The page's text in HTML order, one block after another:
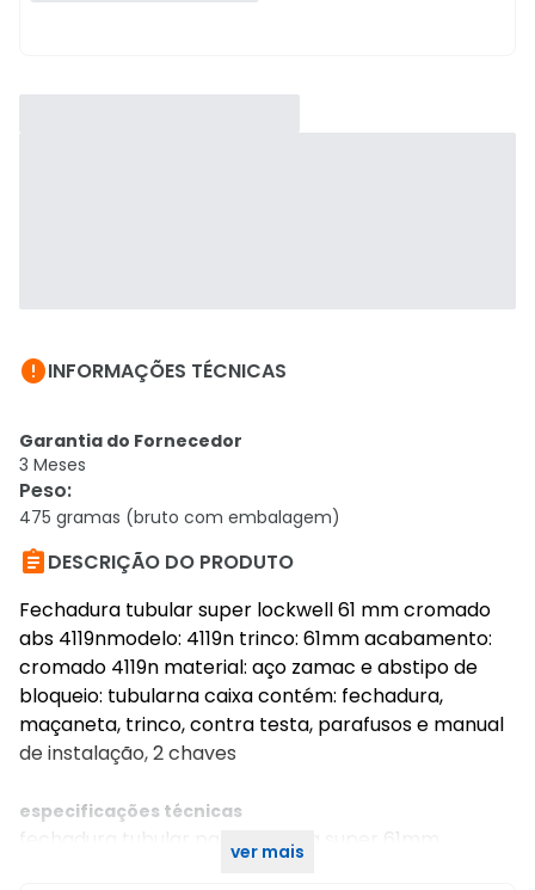
INFORMAÇÕES TÉCNICAS
Garantia do Fornecedor
3 Meses
Peso:
475 gramas (bruto com embalagem)
DESCRIÇÃO DO PRODUTO
Fechadura tubular super lockwell 61 mm cromado
abs 4119nmodelo: 4119n trinco: 61mm acabamento:
cromado 4119n material: aço zamac e abstipo de
bloqueio: tubularna caixa contém: fechadura,
maçaneta, trinco, contra testa, parafusos e manual
de instalação, 2 chaves
especificações técnicas
fechadura tubular para divisória super 61mm
ver mais